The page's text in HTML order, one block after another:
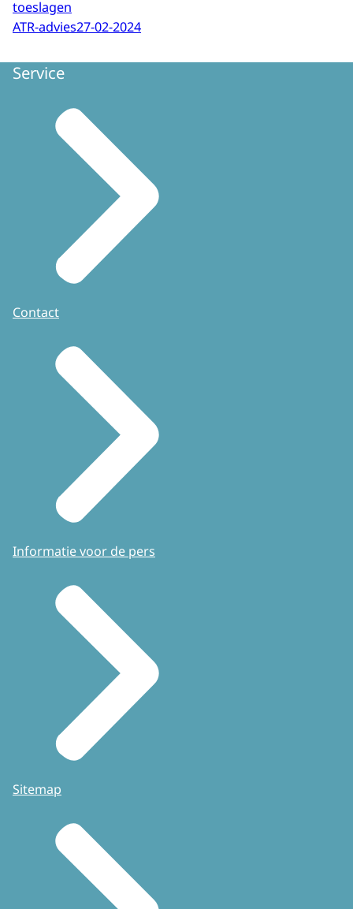
toeslagen
ATR-advies27-02-2024
Service
Contact
Informatie voor de pers
Sitemap